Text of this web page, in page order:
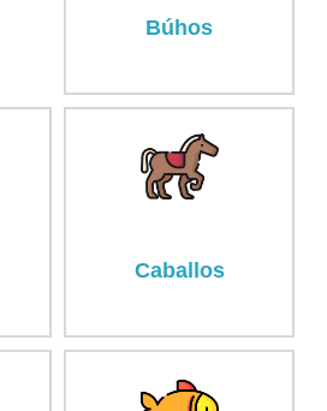
Búhos
Caballos